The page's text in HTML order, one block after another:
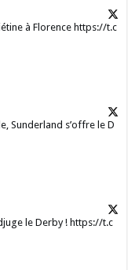
à Florence https://t.c
Sunderland s’offre le D
le Derby ! https://t.c